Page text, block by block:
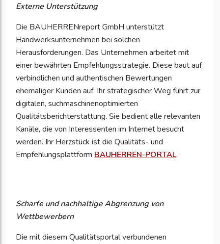
Externe Unterstützung
Die BAUHERRENreport GmbH unterstützt
Handwerksunternehmen bei solchen
Herausforderungen. Das Unternehmen arbeitet mit
einer bewährten Empfehlungsstrategie. Diese baut auf
verbindlichen und authentischen Bewertungen
ehemaliger Kunden auf. Ihr strategischer Weg führt zur
digitalen, suchmaschinenoptimierten
Qualitätsberichterstattung. Sie bedient alle relevanten
Kanäle, die von Interessenten im Internet besucht
werden. Ihr Herzstück ist die Qualitäts- und
Empfehlungsplattform BAUHERREN-PORTAL.
Scharfe und nachhaltige Abgrenzung von
Wettbewerbern
Die mit diesem Qualitätsportal verbundenen